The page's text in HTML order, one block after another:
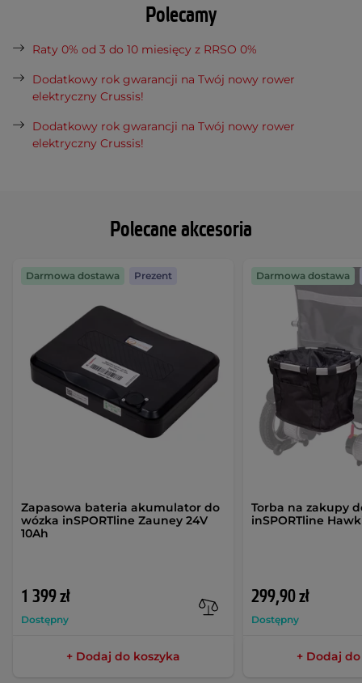
Polecane akcesoria
Zapasowa bateria akumulator do
wózka inSPORTline Zauney 24V
10Ah
1 399 zł
Dostępny
Darmowa dostawa Prezent
+ Dodaj do koszyka
Torba na zakupy
inSPORTline
299,90 zł
Dostępny
Darmowa dostawa
+ Dodaj
Polecamy
Raty 0% od 3 do 10 miesięcy z RRSO 0%
Dodatkowy rok gwarancji na Twój nowy rower
elektryczny Crussis!
Dodatkowy rok gwarancji na Twój nowy rower
elektryczny Crussis!